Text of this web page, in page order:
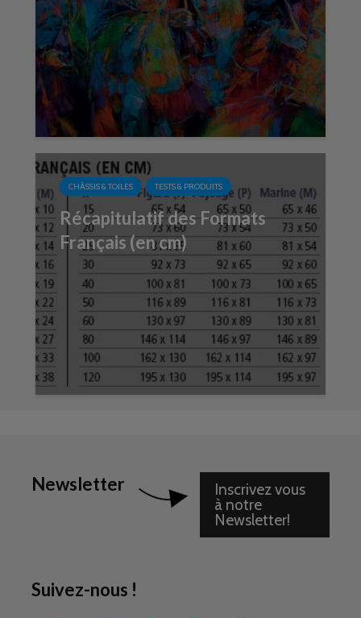
CHÂSSIS & TOILES TESTS & PRODUITS
Récapitulatif des Formats
Français (en cm)
Newsletter
Inscrivez vous
à notre
Newsletter!
Suivez-nous !